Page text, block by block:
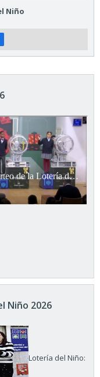
Niño
Niño 2026
Lotería del Niño: